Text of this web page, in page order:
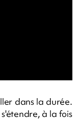
dans la durée.
à la fois